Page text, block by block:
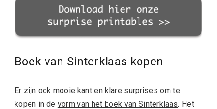
Boek van Sinterklaas kopen
Er zijn ook mooie kant en klare surprises om te
kopen in de vorm van het boek van Sinterklaas. Het